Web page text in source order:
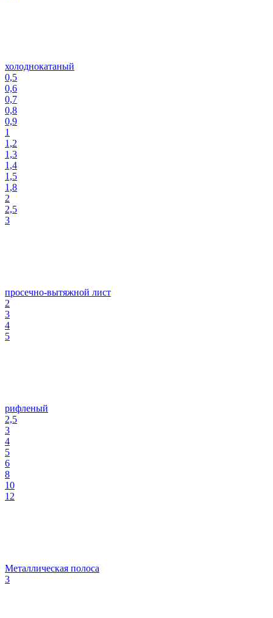
холоднокатаный
0,5
0,6
0,7
0,8
0,9
1
1,2
1,3
1,4
1,5
1,8
2
2,5
3
просечно-вытяжной лист
2
3
4
5
рифленый
2,5
3
4
5
6
8
10
12
Металлическая полоса
3